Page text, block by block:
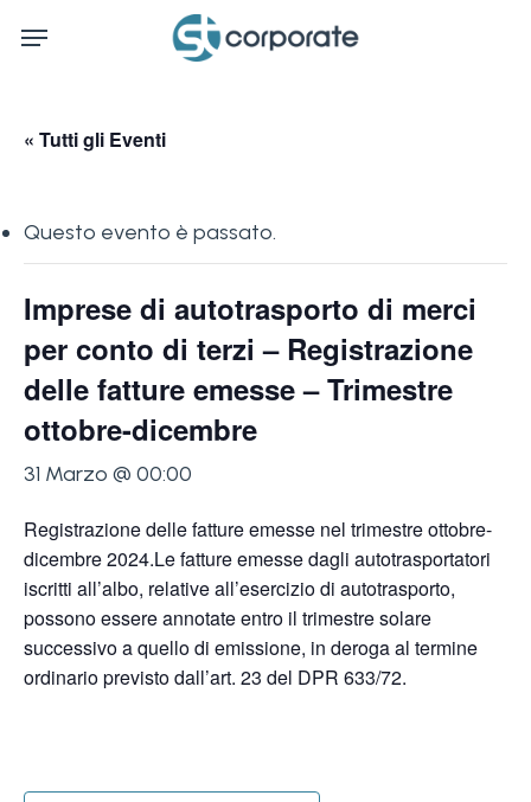
Menu
« Tutti gli Eventi
Questo evento è passato.
Imprese di autotrasporto di merci
per conto di terzi – Registrazione
delle fatture emesse – Trimestre
ottobre-dicembre
31 Marzo @ 00:00
Registrazione delle fatture emesse nel trimestre ottobre-
dicembre 2024.Le fatture emesse dagli autotrasportatori
iscritti all’albo, relative all’esercizio di autotrasporto,
possono essere annotate entro il trimestre solare
successivo a quello di emissione, in deroga al termine
ordinario previsto dall’art. 23 del DPR 633/72.